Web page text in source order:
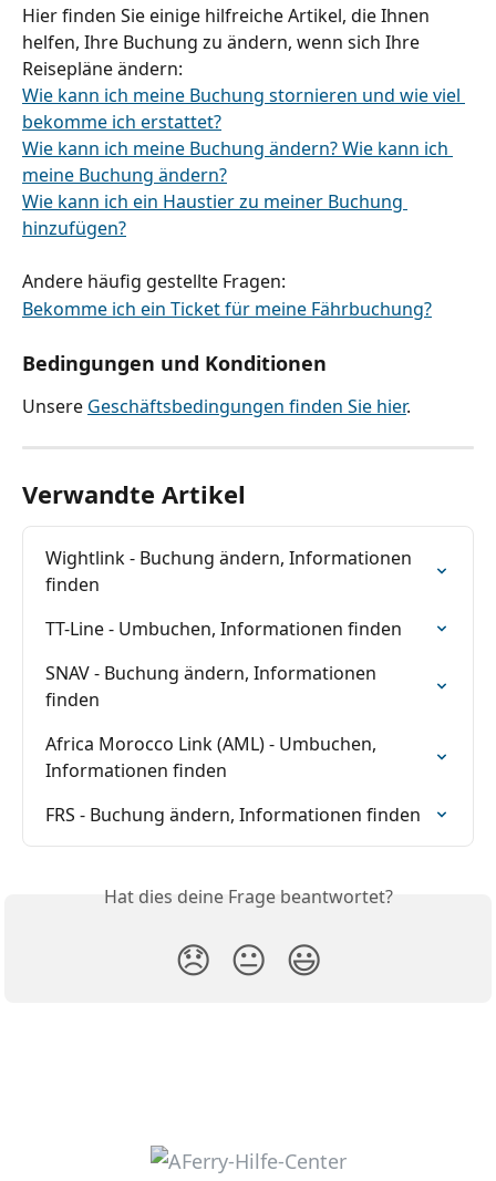
Hier finden Sie einige hilfreiche Artikel, die Ihnen
helfen, Ihre Buchung zu ändern, wenn sich Ihre
Reisepläne ändern:
Wie kann ich meine Buchung stornieren und wie viel
bekomme ich erstattet?
Wie kann ich meine Buchung ändern? Wie kann ich
meine Buchung ändern?
Wie kann ich ein Haustier zu meiner Buchung
hinzufügen?
Andere häufig gestellte Fragen:
Bekomme ich ein Ticket für meine Fährbuchung?
Bedingungen und Konditionen
Unsere Geschäftsbedingungen finden Sie hier.
Verwandte Artikel
Wightlink - Buchung ändern, Informationen
finden
TT-Line - Umbuchen, Informationen finden
SNAV - Buchung ändern, Informationen
finden
Africa Morocco Link (AML) - Umbuchen,
Informationen finden
FRS - Buchung ändern, Informationen finden
Hat dies deine Frage beantwortet?
😞 😐 😃